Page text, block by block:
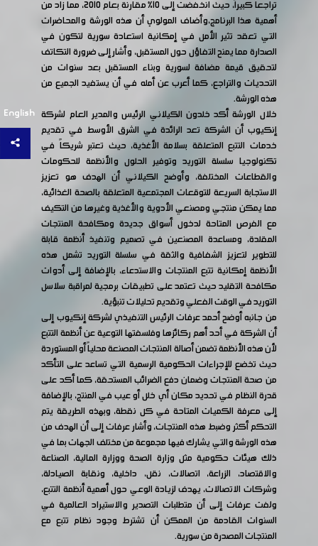
English
تراجعاً كبيراً، حيث انخفضت إلى 10% مقارنة بعام 2010، مما زاد من
أهمية هذا البرنامج،وأضاف المولوي أن هذه الورشة والمحاضرات
التي تعقد تثير الأمل في إمكانية استعادة سورية لتكون في
الصدارة مما يمنح التفاؤل حول المستقبل، وأشار إلى ضرورة التكاتف
لتحقيق قيمة مضافة لسورية وبناء المستقبل بعد سنوات من
التحديات والتراجع، كما أعرب عن أمله في أن يستفيد الجميع من
هذه الورشة.
خلال الورشة أكد خلدون الكيلاني الرئيس والمدير العام لشركة
إنكيوب أن الشركة تعد الرائدة في الشرق الأوسط في تقديم
خدمات التتبع المتعلقة بسلامة الأغذية، حيث تعتبر شريكاً في
تكنولوجيا سلسلة التوريد وتوفير الحلول والأنظمة للحكومات
والقطاعات المختلفة، وأوضح الكيلاني أن الهدف هو تعزيز
الاستجابة السريعة للتوقعات المجتمعية المتعلقة بالصحة الغذائية،
مما يمكن منتجي ومصنعي الأدوية والأغذية وغيرها من التكيف
مع الفرص المتاحة لدخول أسواق جديدة ومكافحة المنتجات
المقلدة، ومساعدة المصنعين في تصميم وتنفيذ أنظمة قابلة
للتطوير لتعزيز الشفافية والثقة في سلسلة التوريد تشمل هذه
الأنظمة إمكانية تتبع المنتجات والاستدعاء، بالإضافة إلى أدوات
مكافحة التقليد حيث تعتمد على تطبيقات برمجية لمراقبة سلاسل
التوريد في الوقت الفعلي وتقديم تحليلات تنبؤية.
من جانبه أوضح أحمد عرفات الرئيس التنفيذي لشركة إنكيوب إلى
أن الشركة في أحد أهم ركائزها وفلسفتها التوعية عن أنظمة التتبع
لأن هذه الأنظمة تضمن أصالة المنتجات المصنعة محلياً أو المستوردة
حيث تخضع للإجراءات الحكومية الرسمية التي تساعد على التأكد
من صحة المنتجات وضمان دفع الضرائب المستحقة، كما أكد على
قدرة النظام في تحديد مكان أي خلل أو عيب في المنتج، بالإضافة
إلى معرفة الكميات المتاحة في كل نقطة، وبهذه الطريقة يتم
التحكم أكثر وضبط هذه المنتجات، وأشار عرفات إلى أن الهدف من
هذه الورشة والتي يشارك فيها مجموعة من مختلف الجهات بما في
ذلك هيئات حكومية مثل وزارة الصحة ووزارة المالية، الصناعة
والاقتصاد، الزراعة، اتصالات، نقل، داخلية، ونقابة الصيادلة،
وشركات الاتصالات، يهدف لزيادة الوعي حول أهمية أنظمة التتبع،
ولفت عرفات إلى أن متطلبات التصدير والاستيراد العالمية في
السنوات القادمة من الممكن أن تشترط وجود نظام تتبع مع
المنتجات المصدرة من سورية.